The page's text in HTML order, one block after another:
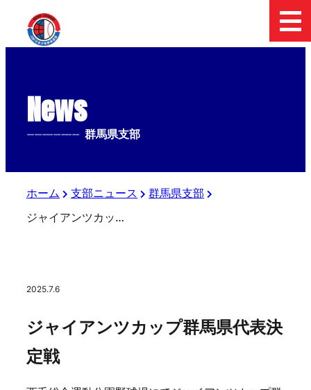
News
-------------- 群馬県支部
ホーム 支部ニュース
群馬県支部
ジャイアンツカップ群馬県代表決定戦
2025.7.6
ジャイアンツカップ群馬県代表決
定戦